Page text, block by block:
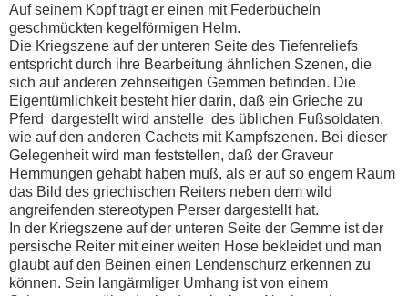
Auf seinem Kopf trägt er einen mit Federbücheln
geschmückten kegelförmigen Helm.
Die Kriegszene auf der unteren Seite des Tiefenreliefs
entspricht durch ihre Bearbeitung ähnlichen Szenen, die
sich auf anderen zehnseitigen Gemmen befinden. Die
Eigentümlichkeit besteht hier darin, daß ein Grieche zu
Pferd dargestellt wird anstelle des üblichen Fußsoldaten,
wie auf den anderen Cachets mit Kampfszenen. Bei dieser
Gelegenheit wird man feststellen, daß der Graveur
Hemmungen gehabt haben muß, als er auf so engem Raum
das Bild des griechischen Reiters neben dem wild
angreifenden stereotypen Perser dargestellt hat.
In der Kriegszene auf der unteren Seite der Gemme ist der
persische Reiter mit einer weiten Hose bekleidet und man
glaubt auf den Beinen einen Lendenschurz erkennen zu
können. Sein langärmliger Umhang ist von einem